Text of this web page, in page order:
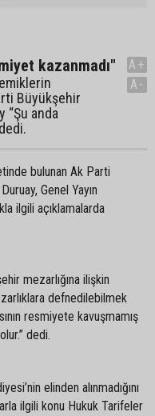
kazanmadı"
Büyükşehir
“Şu anda
A+
A-
bulunan Ak Parti
Genel Yayın
ilgili açıklamalarda
mezarlığına ilişkin
defnedilebilmek
resmiyete kavuşmamış
dedi.
elinden alınmadığını
ilgili konu Hukuk Tarifeler